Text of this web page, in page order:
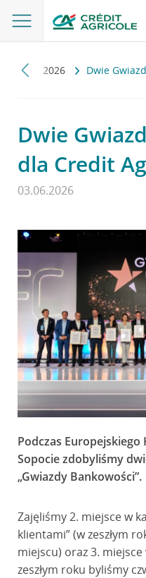
2026 Dwie
Dwie
dla Credit
03.06.2026
Podczas
Sopocie zdobyliśmy
„Gwiazdy Bankowości”.
Zajęliśmy 2. miejsce w
klientami” (w zeszłym
miejscu) oraz 3. miejsce
zeszłym roku byliśmy